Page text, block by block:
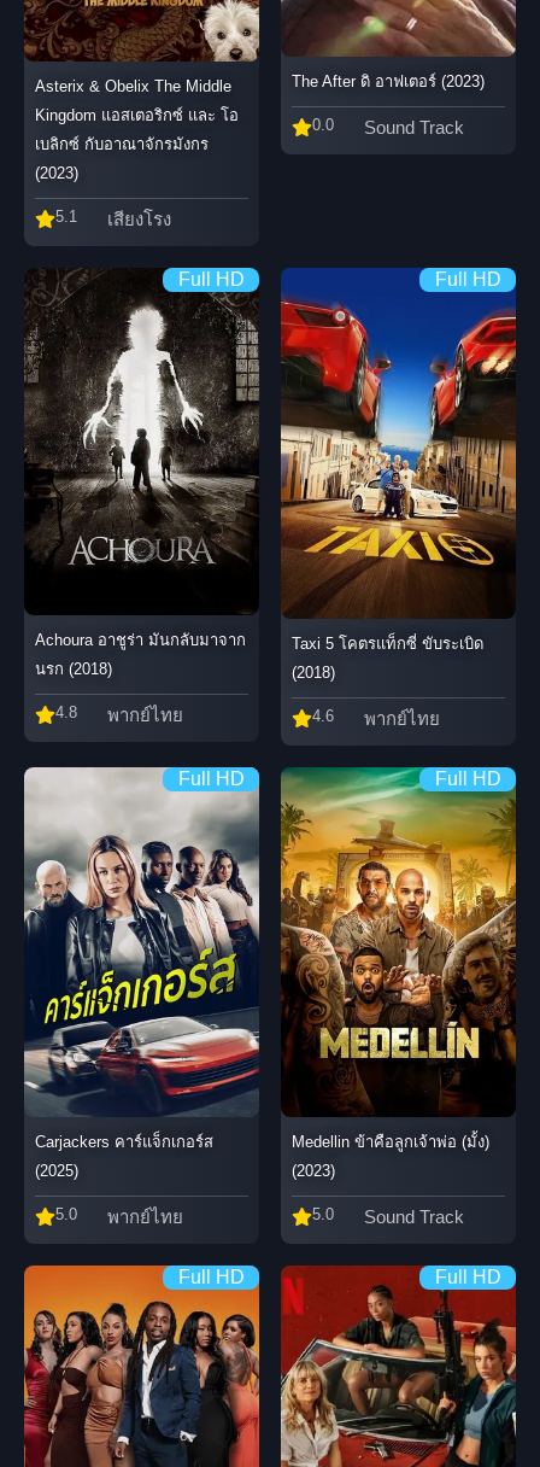
Asterix & Obelix The Middle
Kingdom แอสเตอริกซ์ และ โอ
เบลิกซ์ กับอาณาจักรมังกร
(2023)
5.1 เสียงโรง
The After ดิ อาฟเตอร์ (2023)
0.0 Sound Track
Full HD
Achoura อาชูร่า มันกลับมาจาก
นรก (2018)
4.8 พากย์ไทย
Full HD
Taxi 5 โคตรแท็กซี่ ขับระเบิด
(2018)
4.6 พากย์ไทย
Full HD
Carjackers คาร์แจ็กเกอร์ส
(2025)
5.0 พากย์ไทย
Full HD
Medellin ข้าคือลูกเจ้าพ่อ (มั้ง)
(2023)
5.0 Sound Track
Full HD Full HD